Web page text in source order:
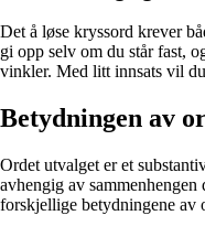
Det å løse kryssord krever
gi opp selv om du står fast,
vinkler. Med litt innsats vil
Betydningen av
Ordet utvalget er et
avhengig av
forskjellige betydningene av